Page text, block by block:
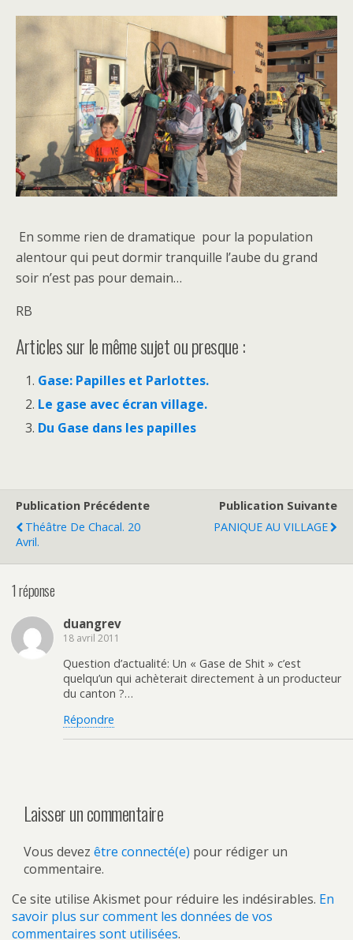
En somme rien de dramatique pour la population
alentour qui peut dormir tranquille l’aube du grand
soir n’est pas pour demain…
RB
Articles sur le même sujet ou presque :
Gase: Papilles et Parlottes.
Le gase avec écran village.
Du Gase dans les papilles
Publication Précédente
Théâtre De Chacal. 20
Avril.
Publication Suivante
PANIQUE AU VILLAGE
1 réponse
duangrev
18 avril 2011
Question d’actualité: Un « Gase de Shit » c’est
quelqu’un qui achèterait directement à un producteur
du canton ?…
Répondre
Laisser un commentaire
Vous devez être connecté(e) pour rédiger un
commentaire.
Ce site utilise Akismet pour réduire les indésirables. En
savoir plus sur comment les données de vos
commentaires sont utilisées.